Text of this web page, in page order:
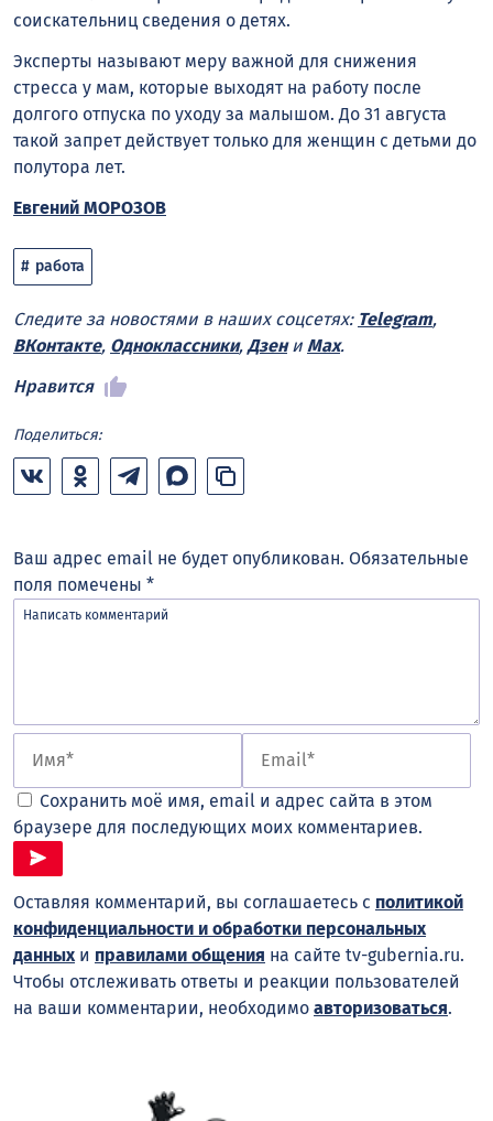
соискательниц сведения о детях.
Эксперты называют меру важной для снижения
стресса у мам, которые выходят на работу после
долгого отпуска по уходу за малышом. До 31 августа
такой запрет действует только для женщин с детьми до
полутора лет.
Евгений МОРОЗОВ
работа
Следите за новостями в наших соцсетях: Telegram,
ВКонтакте, Одноклассники, Дзени Max.
Нравится
Поделиться:
Ваш адрес email не будет опубликован. Обязательные
поля помечены *
Сохранить моё имя, email и адрес сайта в этом
браузере для последующих моих комментариев.
Оставляя комментарий, вы соглашаетесь с политикой
конфиденциальности и обработки персональных
данныхи правилами общения на сайте tv-gubernia.ru.
Чтобы отслеживать ответы и реакции пользователей
на ваши комментарии, необходимо авторизоваться.